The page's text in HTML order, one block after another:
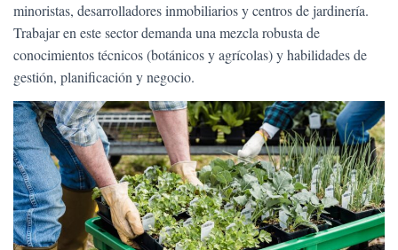
minoristas, desarrolladores inmobiliarios y centros de jardinería.
Trabajar en este sector demanda una mezcla robusta de
conocimientos técnicos (botánicos y agrícolas) y habilidades de
gestión, planificación y negocio.